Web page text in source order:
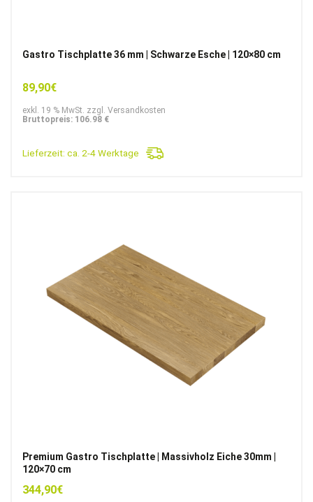
Gastro Tischplatte 36 mm | Schwarze Esche | 120×80 cm
89,90€
exkl. 19 % MwSt. zzgl. Versandkosten
Bruttopreis: 106.98 €
Lieferzeit: ca. 2-4 Werktage
Premium Gastro Tischplatte | Massivholz Eiche 30mm |
120×70 cm
344,90€